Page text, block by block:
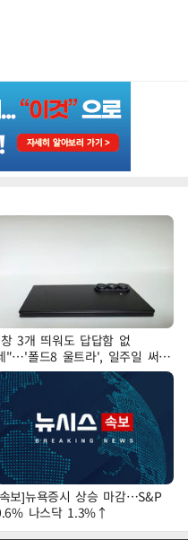
3개 띄워도 답답함 없
"…'폴드8 울트라', 일주일 써보
보]뉴욕증시 상승 마감…S&P
나스닥 1.3%↑